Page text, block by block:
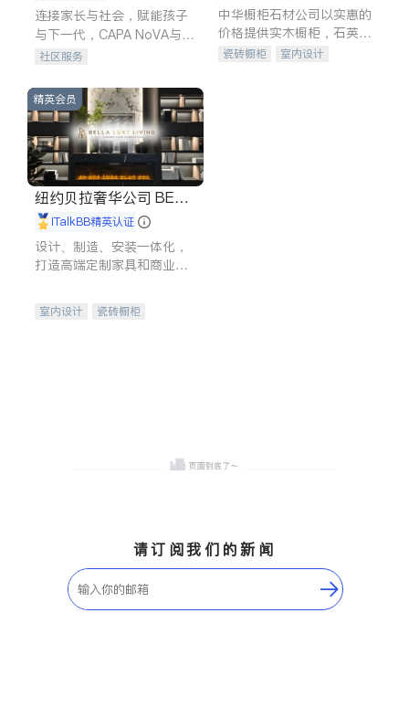
连接家长与社会，赋能孩子
与下一代，CAPA NoVA与您
携手建设包容、公平、充满
社区服务
中华橱柜石材公司以实惠的
价格提供实木橱柜，石英石
台面，多种优质不锈钢水
瓷砖橱柜
室内设计
精英会员
纽约贝拉奢华公司 BELL
A LUXE
iTalkBB精英认证
设计、制造、安装一体化，
打造高端定制家具和商业空
室内设计
瓷砖橱柜
请订阅我们的新闻